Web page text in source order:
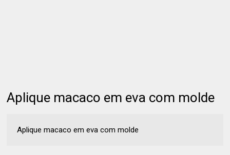
Aplique macaco em eva com molde
Aplique macaco em eva com molde